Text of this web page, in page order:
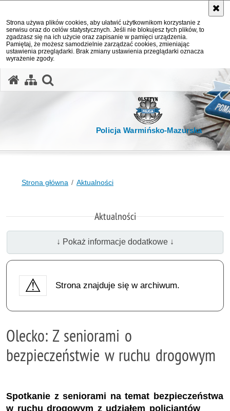
Strona używa plików cookies, aby ułatwić użytkownikom korzystanie z
serwisu oraz do celów statystycznych. Jeśli nie blokujesz tych plików, to
zgadzasz się na ich użycie oraz zapisanie w pamięci urządzenia.
Pamiętaj, że możesz samodzielnie zarządzać cookies, zmieniając
ustawienia przeglądarki. Brak zmiany ustawienia przeglądarki oznacza
wyrażenie zgody.
Policja Warmińsko-Mazurska
Strona główna Aktualności
Aktualności
↓ Pokaż informacje dodatkowe ↓
Strona znajduje się w archiwum.
Olecko: Z seniorami o
bezpieczeństwie w ruchu drogowym
Spotkanie z seniorami na temat bezpieczeństwa
w ruchu drogowym z udziałem policjantów